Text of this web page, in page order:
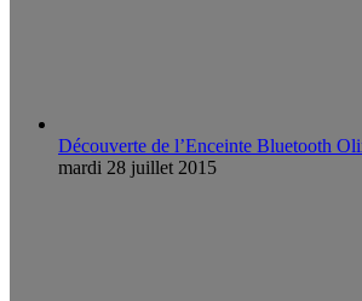
Découverte de l’Enceinte Bluetooth
mardi 28 juillet 2015